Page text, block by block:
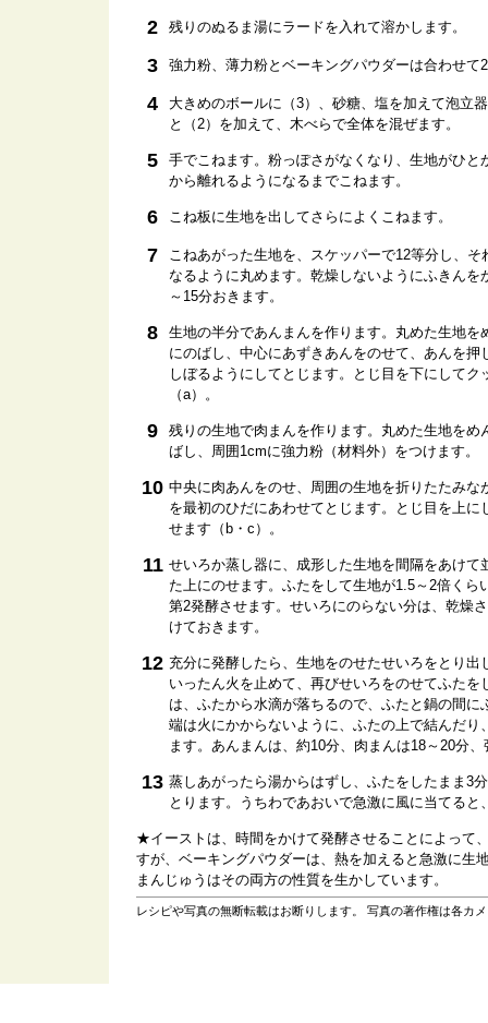
2 残りのぬるま湯にラードを入れて溶かします。
3 強力粉、薄力粉とベーキングパウダーは合わせて
4
大きめのボールに（3）、砂糖、塩を加えて泡立
と（2）を加えて、木べらで全体を混ぜます。
5
手でこねます。粉っぽさがなくなり、生地がひと
から離れるようになるまでこねます。
6 こね板に生地を出してさらによくこねます。
7
こねあがった生地を、スケッパーで12等分し、
なるように丸めます。乾燥しないようにふきんを
～15分おきます。
8
生地の半分であんまんを作ります。丸めた生地を
にのばし、中心にあずきあんをのせて、あんを押
しぼるようにしてとじます。とじ目を下にしてク
（a）。
9
残りの生地で肉まんを作ります。丸めた生地をめ
ばし、周囲1cmに強力粉（材料外）をつけます。
10 中央に肉あんをのせ、周囲の生地を折りたたみな
を最初のひだにあわせてとじます。とじ目を上に
せます（b・c）。
11 せいろか蒸し器に、成形した生地を間隔をあけて
た上にのせます。ふたをして生地が1.5～2倍くら
第2発酵させます。せいろにのらない分は、乾燥
けておきます。
12 充分に発酵したら、生地をのせたせいろをとり出
いったん火を止めて、再びせいろをのせてふたを
は、ふたから水滴が落ちるので、ふたと鍋の間に
端は火にかからないように、ふたの上で結んだり
ます。あんまんは、約10分、肉まんは18～20分
13 蒸しあがったら湯からはずし、ふたをしたまま3
とります。うちわであおいで急激に風に当てると
★イーストは、時間をかけて発酵させることによって
すが、ベーキングパウダーは、熱を加えると急激に生
まんじゅうはその両方の性質を生かしています。
レシピや写真の無断転載はお断りします。 写真の著作権は各